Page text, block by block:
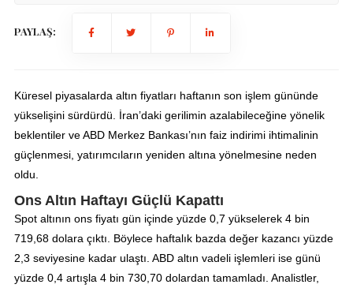
PAYLAŞ:
Küresel piyasalarda altın fiyatları haftanın son işlem gününde
yükselişini sürdürdü. İran’daki gerilimin azalabileceğine yönelik
beklentiler ve ABD Merkez Bankası’nın faiz indirimi ihtimalinin
güçlenmesi, yatırımcıların yeniden altına yönelmesine neden
oldu.
Ons Altın Haftayı Güçlü Kapattı
Spot altının ons fiyatı gün içinde yüzde 0,7 yükselerek 4 bin
719,68 dolara çıktı. Böylece haftalık bazda değer kazancı yüzde
2,3 seviyesine kadar ulaştı. ABD altın vadeli işlemleri ise günü
yüzde 0,4 artışla 4 bin 730,70 dolardan tamamladı. Analistler,